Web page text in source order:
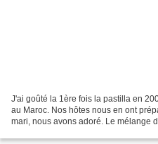
J'ai goûté la 1ère fois la pastilla en
au Maroc. Nos hôtes nous en ont
mari, nous avons adoré. Le mélange